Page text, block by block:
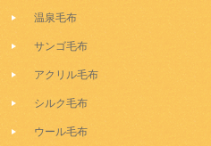
温泉毛布
サンゴ毛布
アクリル毛布
シルク毛布
ウール毛布